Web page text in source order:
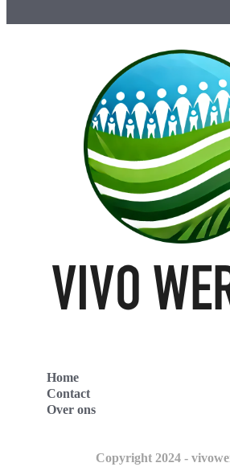
Home
Contact
Over ons
Copyright 2024 -